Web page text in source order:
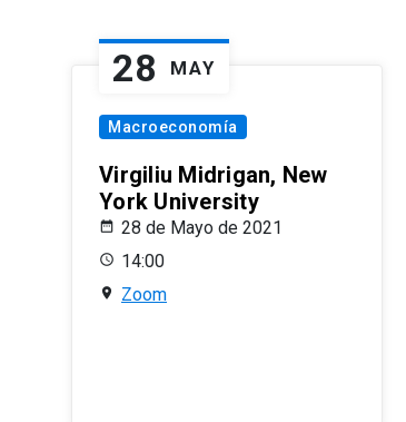
28 MAY
Macroeconomía
Virgiliu Midrigan, New
York University
28 de Mayo de 2021
14:00
Zoom